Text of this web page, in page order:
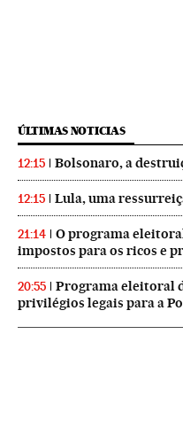
ÚLTIMAS NOTICIAS
12:15 Bolsonaro, a
12:15 Lula, uma
21:14
O programa
impostos para os ricos e
20:55
Programa eleitoral
privilégios legais para a